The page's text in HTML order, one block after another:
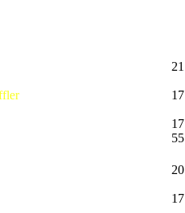
21
17
17
55
20
17